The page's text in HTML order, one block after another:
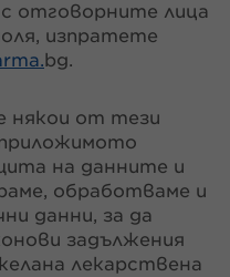
отговорните лица
изпратете
bg.
някои от тези
на данните и
обработваме и
данни, за да
задължения
лекарствена